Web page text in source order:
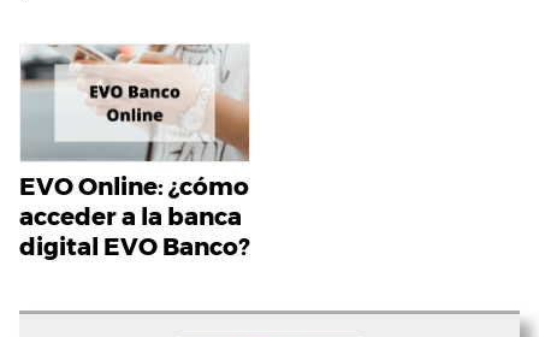
EVO Online: ¿cómo
acceder a la banca
digital EVO Banco?